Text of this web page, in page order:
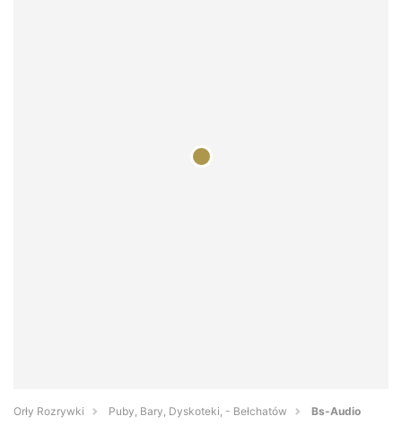
Orły Rozrywki Puby, Bary, Dyskoteki, - Bełchatów Bs-Audio